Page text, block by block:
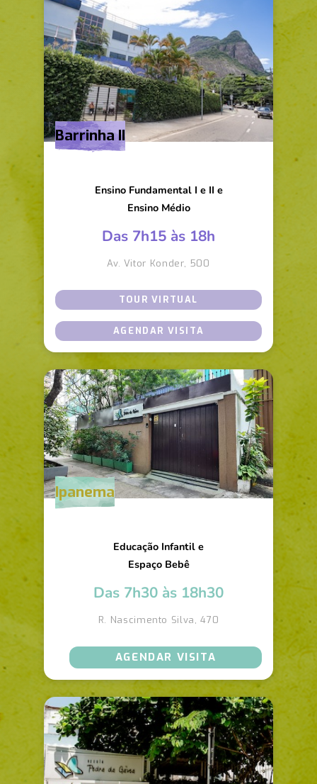
Barrinha II
Ensino Fundamental I e II e
Ensino Médio
Das 7h15 às 18h
Av. Vitor Konder, 500
TOUR VIRTUAL
AGENDAR VISITA
Ipanema
Educação Infantil e
Espaço Bebê
Das 7h30 às 18h30
R. Nascimento Silva, 470
AGENDAR VISITA